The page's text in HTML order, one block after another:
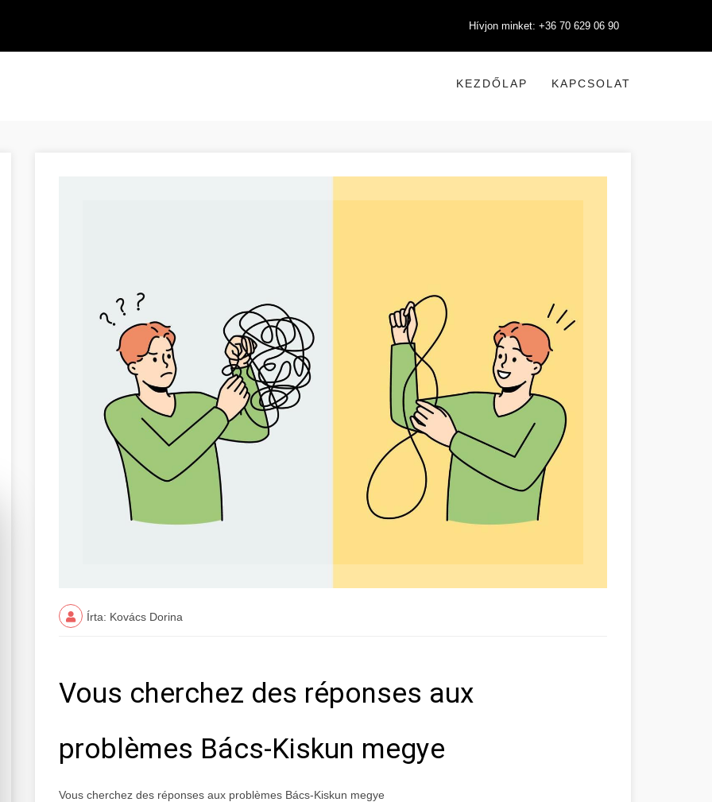
Hívjon minket: +36 70 629 06 90
KEZDŐLAP KAPCSOLAT
Írta: Kovács Dorina
Vous cherchez des réponses aux
problèmes Bács-Kiskun megye
Vous cherchez des réponses aux problèmes Bács-Kiskun megye